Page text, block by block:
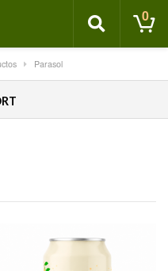
0
Parasol